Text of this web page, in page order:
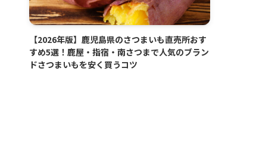
【2026年版】鹿児島県のさつまいも直売所おす
すめ5選！鹿屋・指宿・南さつまで人気のブラン
ドさつまいもを安く買うコツ